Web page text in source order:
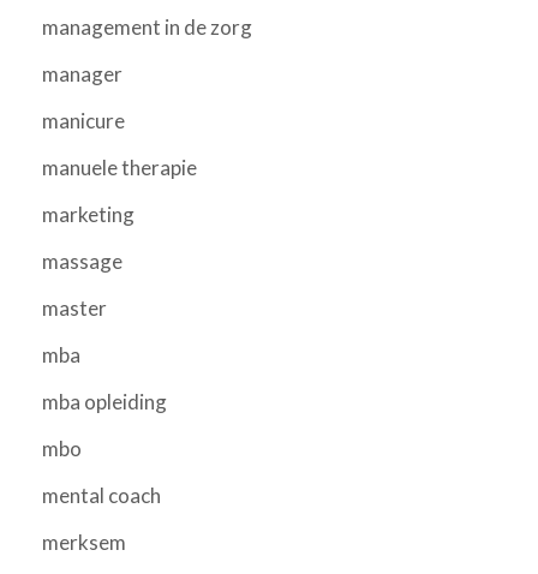
management in de zorg
manager
manicure
manuele therapie
marketing
massage
master
mba
mba opleiding
mbo
mental coach
merksem